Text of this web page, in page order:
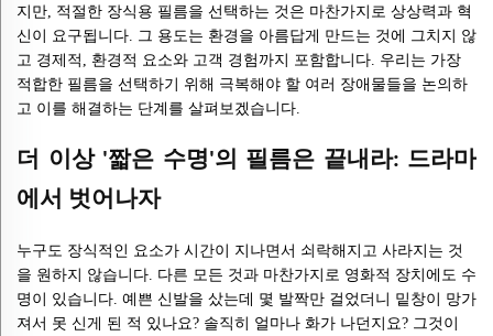
지만, 적절한 장식용 필름을 선택하는 것은 마찬가지로 상상력과 혁
신이 요구됩니다. 그 용도는 환경을 아름답게 만드는 것에 그치지 않
고 경제적, 환경적 요소와 고객 경험까지 포함합니다. 우리는 가장
적합한 필름을 선택하기 위해 극복해야 할 여러 장애물들을 논의하
고 이를 해결하는 단계를 살펴보겠습니다.
더 이상 '짧은 수명'의 필름은 끝내라: 드라마
에서 벗어나자
누구도 장식적인 요소가 시간이 지나면서 쇠락해지고 사라지는 것
을 원하지 않습니다. 다른 모든 것과 마찬가지로 영화적 장치에도 수
명이 있습니다. 예쁜 신발을 샀는데 몇 발짝만 걸었더니 밑창이 망가
져서 못 신게 된 적 있나요? 솔직히 얼마나 화가 나던지요? 그것이